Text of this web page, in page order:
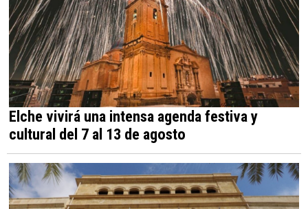
Elche vivirá una intensa agenda festiva y
cultural del 7 al 13 de agosto